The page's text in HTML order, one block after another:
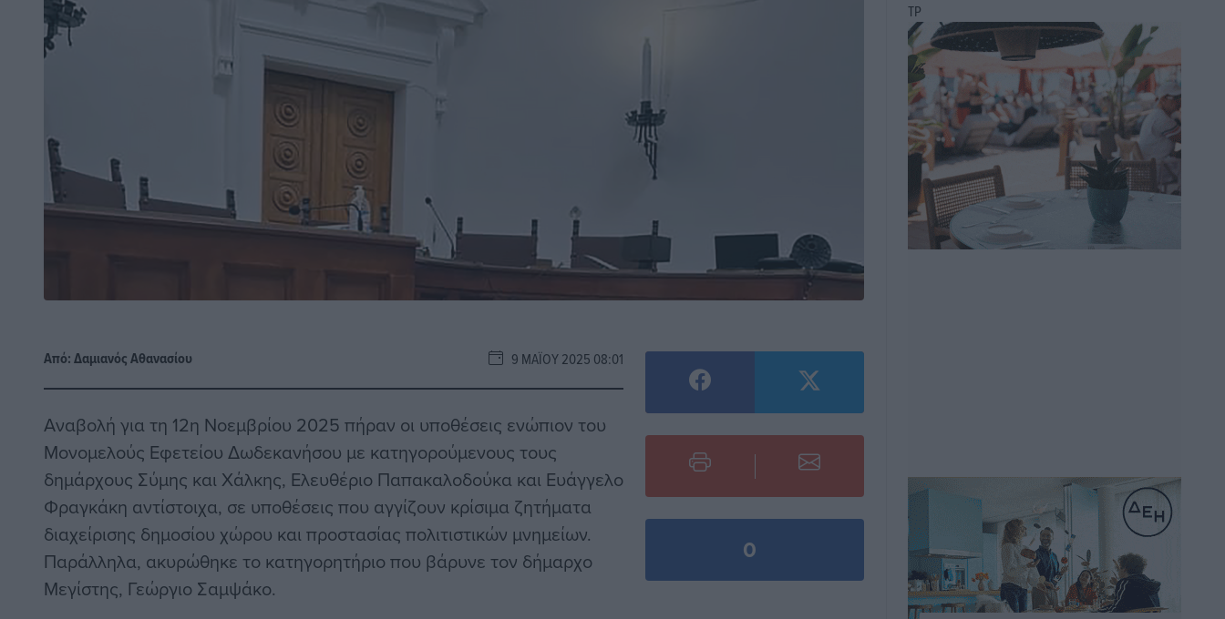
Από:Δαμιανός Αθανασίου 9 ΜΑΪ́ΟΥ 2025 08:01
Αναβολή για τη 12η Νοεμβρίου 2025 πήραν οι υποθέσεις ενώπιον του
Μονομελούς Εφετείου Δωδεκανήσου με κατηγορούμενους τους
δημάρχους Σύμης και Χάλκης, Ελευθέριο Παπακαλοδούκα και Ευάγγελο
Φραγκάκη αντίστοιχα, σε υποθέσεις που αγγίζουν κρίσιμα ζητήματα
διαχείρισης δημοσίου χώρου και προστασίας πολιτιστικών μνημείων.
Παράλληλα, ακυρώθηκε το κατηγορητήριο που βάρυνε τον δήμαρχο
Μεγίστης, Γεώργιο Σαμψάκο.
0
ΤΡ